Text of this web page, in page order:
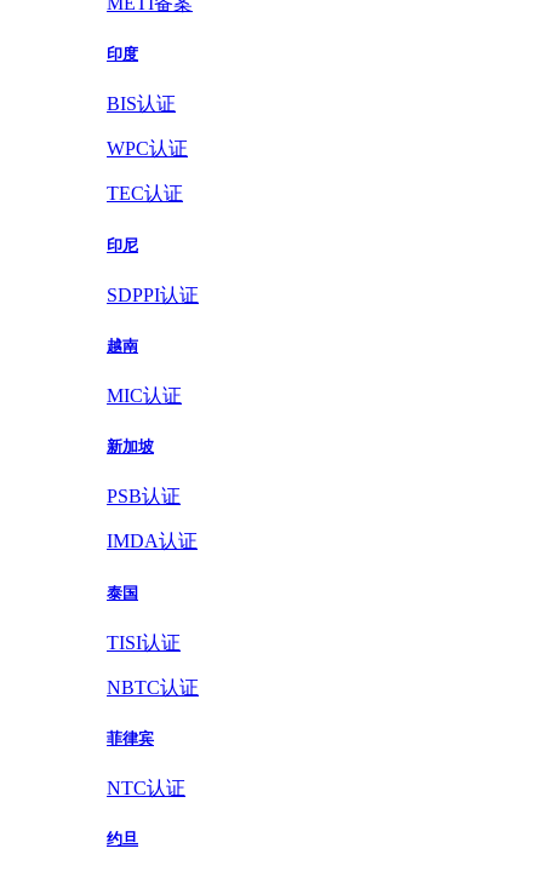
印度
BIS认证
WPC认证
TEC认证
印尼
SDPPI认证
越南
MIC认证
新加坡
PSB认证
IMDA认证
泰国
TISI认证
NBTC认证
菲律宾
NTC认证
约旦